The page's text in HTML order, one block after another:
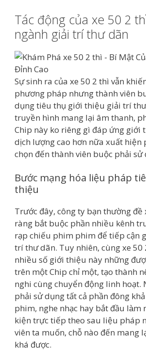
Tác động của xe 50 2
ngành giải trí thư dãn
Sự sinh ra của xe 50 2 thì vẫn
phương pháp nhưng thành viên
dụng tiêu thụ giới thiệu giải trí
truyền hình mang lại âm thanh,
Chip này ko riêng gì đáp ứng giới
dịch lượng cao hơn nữa xuất hiện
chọn đến thành viên buộc phải sử
Bước mạng hóa liệu pháp
thiệu
Trước đây, công ty bạn thường
ràng bắt buộc phần nhiều kênh
rạp chiếu phim phim để tiếp cận
trí thư dãn. Tuy nhiên, cùng xe 50
nhiều số giới thiệu này những
trên một Chip chỉ một, tạo thành
nghi cùng chuyển động linh hoạt.
phải sử dụng tất cả phần đông
phim, nghe nhạc hay bắt đầu làm
kiện trực tiếp theo sau liệu pháp
viên ta muốn, chỗ nào đến mang
khá được.